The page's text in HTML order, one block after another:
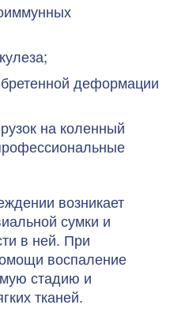
деформации
на коленный
возникает
сумки и
в ней. При
воспаление
стадию и
тканей.